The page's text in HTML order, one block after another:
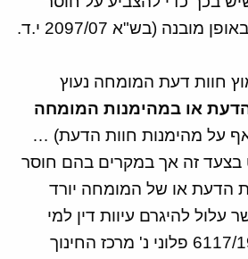
אובייקטיביות שלו באופן מובנה (בש"א 2097/07 י.ד.
חוות דעת המומחה נעוץ
או במהימנות המומחה
על מהימנות חוות הדעת) …
בצעד זה אך במקרים בהם חוסר
הדעת או של המומחה יורד
עלול להיגרם עיוות דין למי
מהצדדים (רע"א 6117/19 פלוני נ' מרכז החינוך